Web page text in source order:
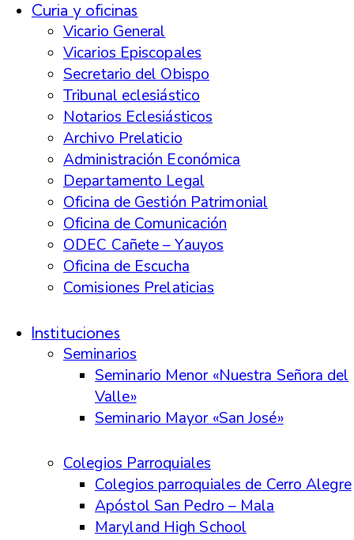
Curia y oficinas
Vicario General
Vicarios Episcopales
Secretario del Obispo
Tribunal eclesiástico
Notarios Eclesiásticos
Archivo Prelaticio
Administración Económica
Departamento Legal
Oficina de Gestión Patrimonial
Oficina de Comunicación
ODEC Cañete – Yauyos
Oficina de Escucha
Comisiones Prelaticias
Instituciones
Seminarios
Seminario Menor «Nuestra Señora del
Valle»
Seminario Mayor «San José»
Colegios Parroquiales
Colegios parroquiales de Cerro Alegre
Apóstol San Pedro – Mala
Maryland High School